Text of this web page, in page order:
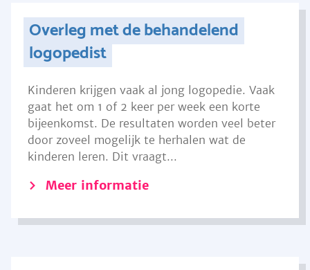
Overleg met de behandelend
logopedist
Kinderen krijgen vaak al jong logopedie. Vaak
gaat het om 1 of 2 keer per week een korte
bijeenkomst. De resultaten worden veel beter
door zoveel mogelijk te herhalen wat de
kinderen leren. Dit vraagt...
Meer informatie